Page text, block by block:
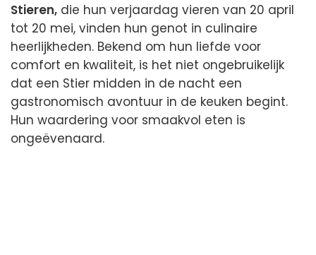
Stieren, die hun verjaardag vieren van 20 april
tot 20 mei, vinden hun genot in culinaire
heerlijkheden. Bekend om hun liefde voor
comfort en kwaliteit, is het niet ongebruikelijk
dat een Stier midden in de nacht een
gastronomisch avontuur in de keuken begint.
Hun waardering voor smaakvol eten is
ongeëvenaard.